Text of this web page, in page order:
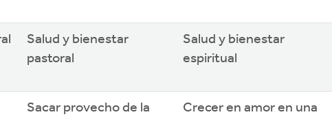
Salud y bienestar
pastoral
Salud y bienestar
espiritual
Sacar provecho de la
Crecer en amor en una